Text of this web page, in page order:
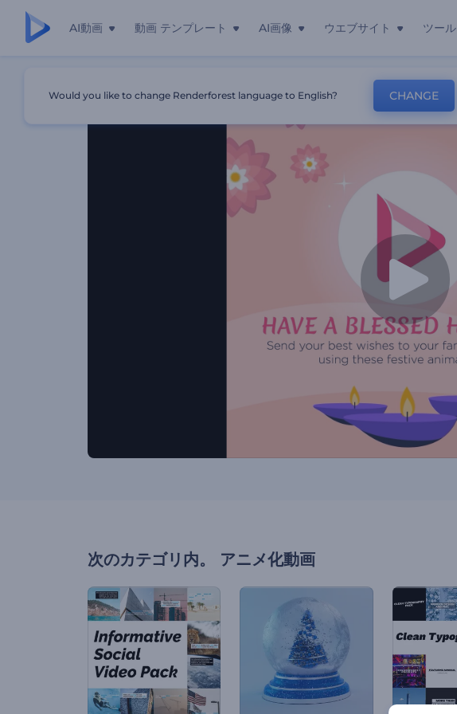
AI動画 動画 テンプレート AI画像 ウエブサイト ツール
マハー・シヴラートリ用のグリーティング動画
次のカテゴリ内。 アニメ化動画
Would you like to change Renderforest language to English? CHANGE